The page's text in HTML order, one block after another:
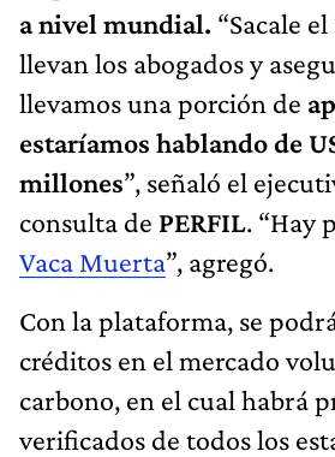
a nivel mundial. “Sacale
llevan los abogados y
llevamos una porción de
estaríamos hablando de
millones”, señaló el
consulta de PERFIL. “Hay
Vaca Muerta”, agregó.
Con la plataforma, se
créditos en el mercado
carbono, en el cual habrá
verificados de todos los